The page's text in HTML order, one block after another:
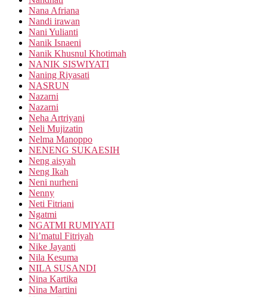
Nana Afriana
Nandi irawan
Nani Yulianti
Nanik Isnaeni
Nanik Khusnul Khotimah
NANIK SISWIYATI
Naning Riyasati
NASRUN
Nazarni
Nazarni
Neha Artriyani
Neli Mujizatin
Nelma Manoppo
NENENG SUKAESIH
Neng aisyah
Neng Ikah
Neni nurheni
Nenny
Neti Fitriani
Ngatmi
NGATMI RUMIYATI
Ni’matul Fitriyah
Nike Jayanti
Nila Kesuma
NILA SUSANDI
Nina Kartika
Nina Martini